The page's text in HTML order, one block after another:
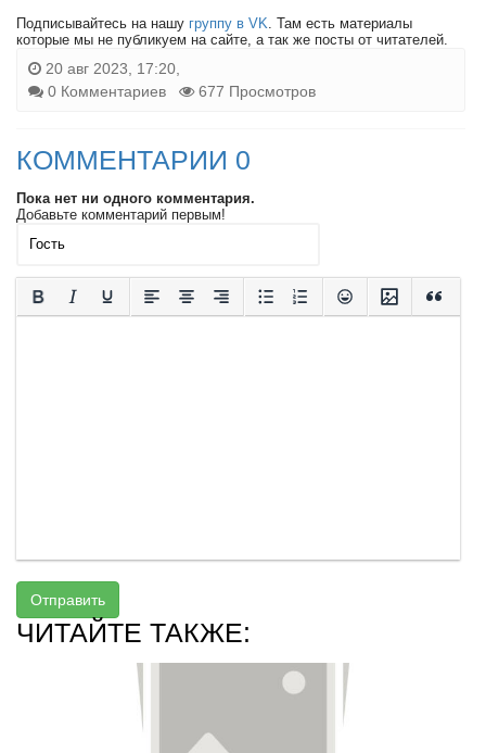
Подписывайтесь на нашу группу в VK . Там есть материалы
которые мы не публикуем на сайте, а так же посты от читателей.
20 авг 2023, 17:20,
0 Комментариев
677 Просмотров
КОММЕНТАРИИ 0
Пока нет ни одного комментария.
Добавьте комментарий первым!
Отправить
ЧИТАЙТЕ ТАКЖЕ: